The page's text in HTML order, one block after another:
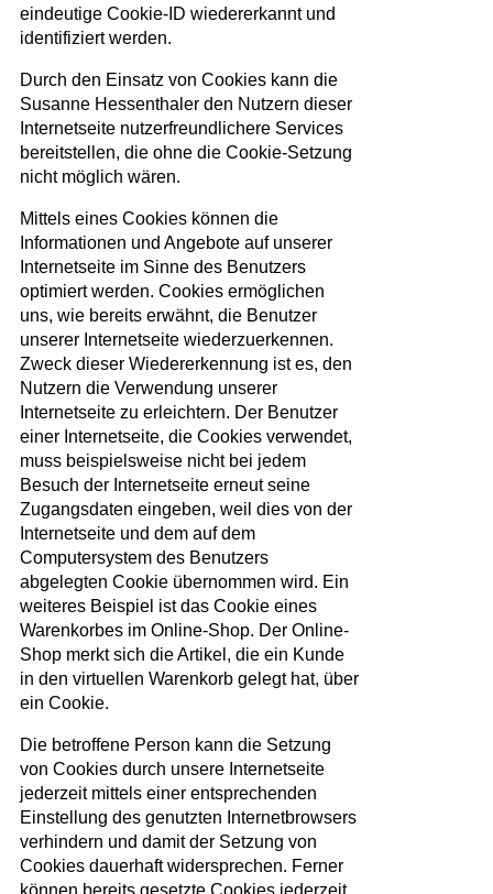
eindeutige Cookie-ID wiedererkannt und
identifiziert werden.
Durch den Einsatz von Cookies kann die
Susanne Hessenthaler den Nutzern dieser
Internetseite nutzerfreundlichere Services
bereitstellen, die ohne die Cookie-Setzung
nicht möglich wären.
Mittels eines Cookies können die
Informationen und Angebote auf unserer
Internetseite im Sinne des Benutzers
optimiert werden. Cookies ermöglichen
uns, wie bereits erwähnt, die Benutzer
unserer Internetseite wiederzuerkennen.
Zweck dieser Wiedererkennung ist es, den
Nutzern die Verwendung unserer
Internetseite zu erleichtern. Der Benutzer
einer Internetseite, die Cookies verwendet,
muss beispielsweise nicht bei jedem
Besuch der Internetseite erneut seine
Zugangsdaten eingeben, weil dies von der
Internetseite und dem auf dem
Computersystem des Benutzers
abgelegten Cookie übernommen wird. Ein
weiteres Beispiel ist das Cookie eines
Warenkorbes im Online-Shop. Der Online-
Shop merkt sich die Artikel, die ein Kunde
in den virtuellen Warenkorb gelegt hat, über
ein Cookie.
Die betroffene Person kann die Setzung
von Cookies durch unsere Internetseite
jederzeit mittels einer entsprechenden
Einstellung des genutzten Internetbrowsers
verhindern und damit der Setzung von
Cookies dauerhaft widersprechen. Ferner
können bereits gesetzte Cookies jederzeit